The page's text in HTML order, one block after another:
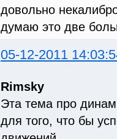
довольно
думаю это две
05-12-2011
Rimsky
Эта тема про
для того, что бы